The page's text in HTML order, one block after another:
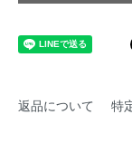
返品について 特